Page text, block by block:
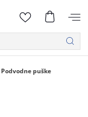
Podvodne puške